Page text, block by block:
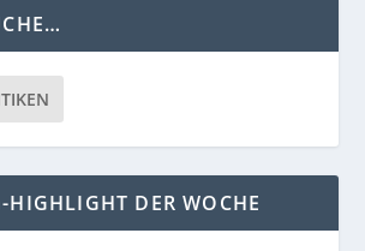
HIGHLIGHT DER WOCHE